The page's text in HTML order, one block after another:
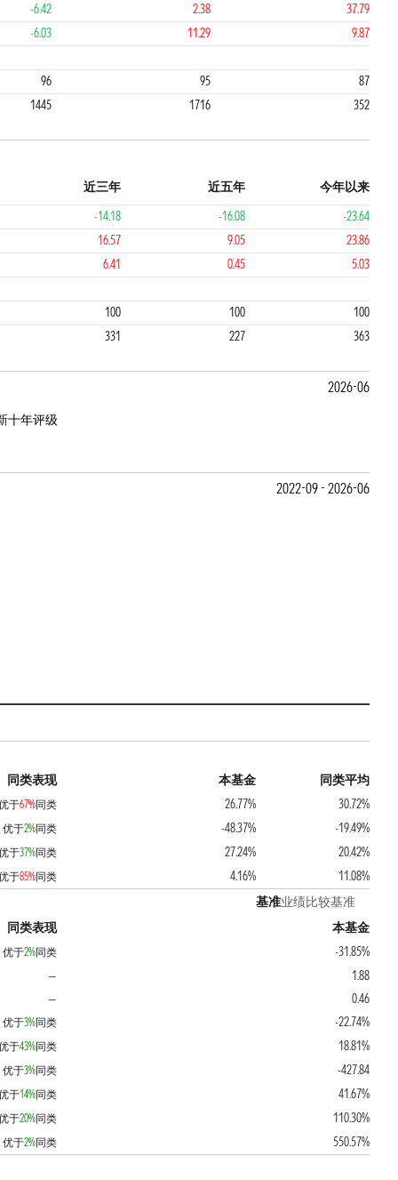
-6.42 2.38
37.79
-6.03 11.29
9.87
4 4
96 95
87
1445 1716 352
近三年 近五年
今年以来
-14.18 -16.08
-23.64
16.57 9.05
23.86
6.41 0.45
5.03
4 4
100 100
100
331 227 363
2026-06
十年评级
2022-09 - 2026-06
同类表现 本基金
同类平均
于67%同类 26.77%
30.72%
优于2%同类 -48.37%
-19.49%
于37%同类 27.24%
20.42%
于85%同类 4.16% 11.08%
基准业绩比较基准
同类表现
本基金
优于2%同类
-31.85%
—
1.88
—
0.46
优于3%同类
-22.74%
于43%同类
18.81%
优于3%同类
-427.84
于14%同类
41.67%
于20%同类
110.30%
优于2%同类 550.57%